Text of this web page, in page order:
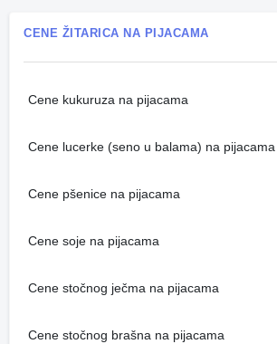
CENE ŽITARICA NA PIJACAMA
Cene kukuruza na pijacama
Cene lucerke (seno u balama) na pijacama
Cene pšenice na pijacama
Cene soje na pijacama
Cene stočnog ječma na pijacama
Cene stočnog brašna na pijacama